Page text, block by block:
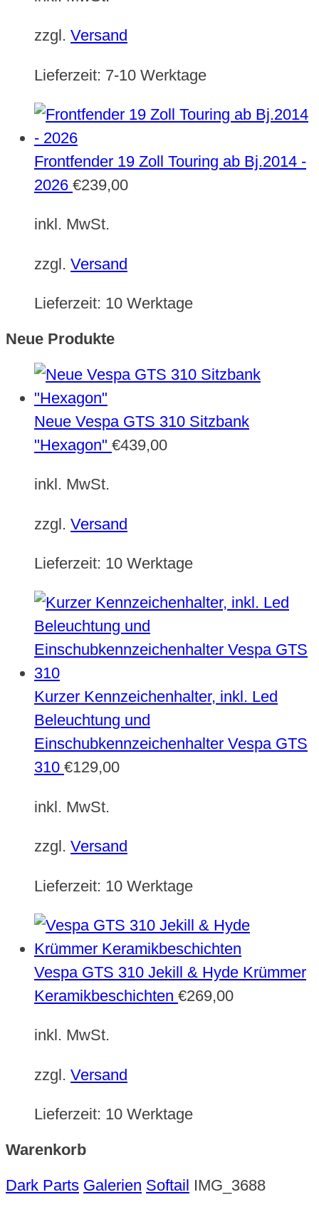
zzgl. Versand
Lieferzeit: 7-10 Werktage
Frontfender 19 Zoll Touring ab Bj.2014 -
2026 €239,00
inkl. MwSt.
zzgl. Versand
Lieferzeit: 10 Werktage
Neue Produkte
Neue Vespa GTS 310 Sitzbank
"Hexagon" €439,00
inkl. MwSt.
zzgl. Versand
Lieferzeit: 10 Werktage
Kurzer Kennzeichenhalter, inkl. Led
Beleuchtung und
Einschubkennzeichenhalter Vespa GTS
310 €129,00
inkl. MwSt.
zzgl. Versand
Lieferzeit: 10 Werktage
Vespa GTS 310 Jekill & Hyde Krümmer
Keramikbeschichten €269,00
inkl. MwSt.
zzgl. Versand
Lieferzeit: 10 Werktage
Warenkorb
Dark Parts Galerien Softail IMG_3688